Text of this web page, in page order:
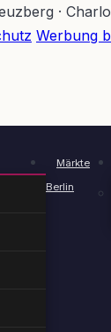
·
Werbung
Märkte
Berlin